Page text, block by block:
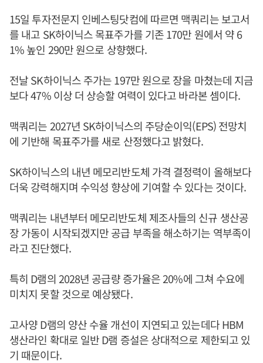
15일 투자전문지 인베스팅닷컴에 따르면 맥쿼리는 보고서
를 내고 SK하이닉스 목표주가를 기존 170만 원에서 약 6
1% 높인 290만 원으로 상향했다.
전날 SK하이닉스 주가는 197만 원으로 장을 마쳤는데 지금
보다 47% 이상 더 상승할 여력이 있다고 바라본 셈이다.
맥쿼리는 2027년 SK하이닉스의 주당순이익(EPS) 전망치
에 기반해 목표주가를 새로 산정했다고 밝혔다.
SK하이닉스의 내년 메모리반도체 가격 결정력이 올해보다
더욱 강력해지며 수익성 향상에 기여할 수 있다는 것이다.
맥쿼리는 내년부터 메모리반도체 제조사들의 신규 생산공
장 가동이 시작되겠지만 공급 부족을 해소하기는 역부족이
라고 진단했다.
특히 D램의 2028년 공급량 증가율은 20%에 그쳐 수요에
미치지 못할 것으로 예상됐다.
고사양 D램의 양산 수율 개선이 지연되고 있는데다 HBM
생산라인 확대로 일반 D램 증설은 상대적으로 제한되고 있
기 때문이다.